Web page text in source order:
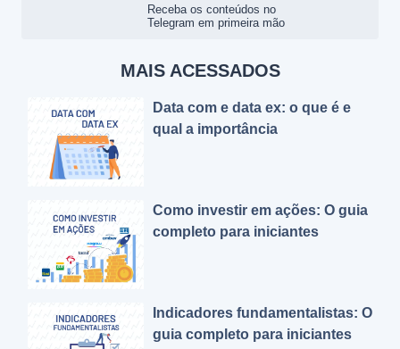
Receba os conteúdos no
Telegram em primeira mão
MAIS ACESSADOS
Data com e data ex: o que é e
qual a importância
Como investir em ações: O guia
completo para iniciantes
Indicadores fundamentalistas: O
guia completo para iniciantes